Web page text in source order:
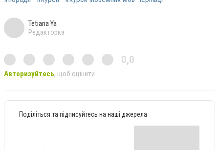
Tetiana Ya
Редакторка
0,0
Авторизуйтесь, щоб оцінити
Поділіться та підписуйтесь на наші джерела